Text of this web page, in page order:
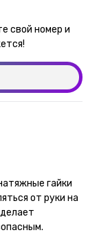
свой номер и
гайки
от руки на